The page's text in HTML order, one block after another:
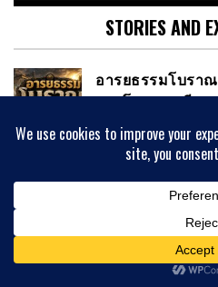
STORIES AND
อารยธรรมโบรา
ทางโบราณคดีแล
BY ANONYMOUS01
07/08/2026
หาเรื่องมาคุยเล่น
BY ANONYMOUS01
ซีเรีย-ปาเลสไตน์